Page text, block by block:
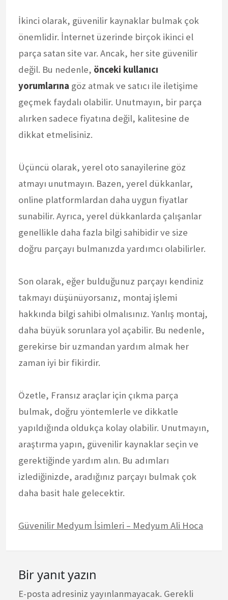
İkinci olarak, güvenilir kaynaklar bulmak çok
önemlidir. İnternet üzerinde birçok ikinci el
parça satan site var. Ancak, her site güvenilir
değil. Bu nedenle, önceki kullanıcı
yorumlarına göz atmak ve satıcı ile iletişime
geçmek faydalı olabilir. Unutmayın, bir parça
alırken sadece fiyatına değil, kalitesine de
dikkat etmelisiniz.
Üçüncü olarak, yerel oto sanayilerine göz
atmayı unutmayın. Bazen, yerel dükkanlar,
online platformlardan daha uygun fiyatlar
sunabilir. Ayrıca, yerel dükkanlarda çalışanlar
genellikle daha fazla bilgi sahibidir ve size
doğru parçayı bulmanızda yardımcı olabilirler.
Son olarak, eğer bulduğunuz parçayı kendiniz
takmayı düşünüyorsanız, montaj işlemi
hakkında bilgi sahibi olmalısınız. Yanlış montaj,
daha büyük sorunlara yol açabilir. Bu nedenle,
gerekirse bir uzmandan yardım almak her
zaman iyi bir fikirdir.
Özetle, Fransız araçlar için çıkma parça
bulmak, doğru yöntemlerle ve dikkatle
yapıldığında oldukça kolay olabilir. Unutmayın,
araştırma yapın, güvenilir kaynaklar seçin ve
gerektiğinde yardım alın. Bu adımları
izlediğinizde, aradığınız parçayı bulmak çok
daha basit hale gelecektir.
Güvenilir Medyum İsimleri – Medyum Ali Hoca
Bir yanıt yazın
E-posta adresiniz yayınlanmayacak. Gerekli